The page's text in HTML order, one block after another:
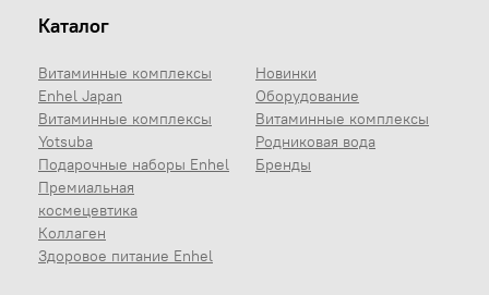
Каталог
Витаминные комплексы
Enhel Japan
Витаминные комплексы
Yotsuba
Подарочные наборы Enhel
Премиальная
космецевтика
Коллаген
Здоровое питание Enhel
Новинки
Оборудование
Витаминные комплексы
Родниковая вода
Бренды